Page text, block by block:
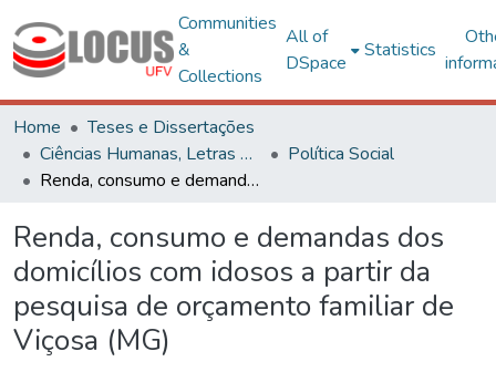
Communities
&
Collections
All of
DSpace
Statistics
Home
Teses e Dissertações
Ciências Humanas, Letras e Artes
Política Social
Renda, consumo e demandas dos domicílios com idosos a partir da pesquisa de orçamento familiar de Viçosa (MG)
Renda, consumo e demandas dos
domicílios com idosos a partir da
pesquisa de orçamento familiar de
Viçosa (MG)